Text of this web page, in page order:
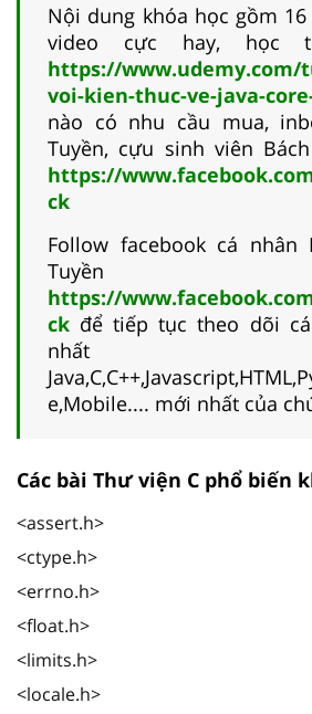
Nội dung khóa học gồm
video cực hay, học
https://www.udemy.com/
voi-kien-thuc-ve-java-
nào có nhu cầu mua,
Tuyền, cựu sinh viên
https://
ck
Follow facebook cá nhân
Tuyền
https://
ck để tiếp tục theo dõi
nhất
e,Mobile.... mới nhất của
Các bài Thư viện C phổ biến
<assert.h>
<ctype.h>
<errno.h>
<float.h>
<limits.h>
<locale.h>